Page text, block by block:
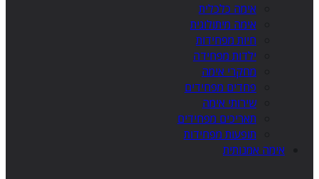
אימה כלכלית
אימה מיתולוגית
חיות מפחידות
ילדות מפחידה
מחקרי אימה
פחדים מפחידים
שירותי אימה
תאריכים מפחידים
תופעות מפחידות
אימה אמנותית